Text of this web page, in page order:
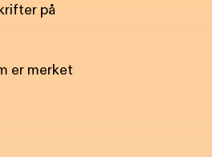
på
er merket